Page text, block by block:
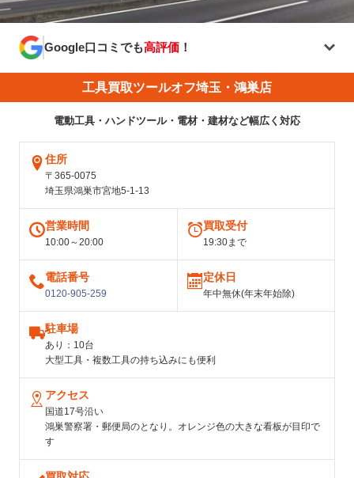
Google口コミでも高評価 ！
工具買取ツールオフ埼玉・鴻巣店
電動工具・ハンドツール・電材・建材など幅広く対応
住所
〒365-0075
埼玉県鴻巣市宮地5-1-13
営業時間
10:00～20:00
買取受付
19:30まで
電話番号
0120-905-259
定休日
年中無休(年末年始除)
駐車場
あり：10台
大型工具・複数工具の持ち込みにも便利
アクセス
国道17号沿い
鴻巣警察署・郵便局のとなり。オレンジ色の大きな看板が目印で
す